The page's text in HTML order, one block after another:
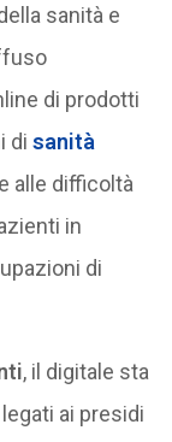
sanità e
di prodotti
di sanità
alle difficoltà
in
di
, il digitale sta
ai presidi